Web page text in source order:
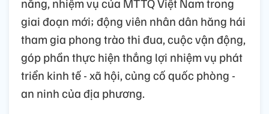
giai đoạn mới; động viên nhân dân hăng hái
tham gia phong trào thi đua, cuộc vận động,
góp phần thực hiện thắng lợi nhiệm vụ phát
triển kinh tế - xã hội, củng cố quốc phòng -
an ninh của địa phương.